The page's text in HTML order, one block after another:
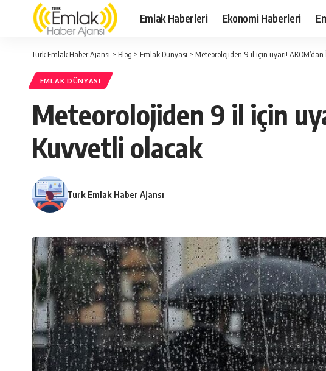
Emlak Haberleri Ekonomi Haberleri
Turk Emlak Haber Ajansı > Blog > Emlak Dünyası > Meteorolojiden 9 il için uyarı!
EMLAK DÜNYASI
Meteorolojiden 9 il için
Kuvvetli olacak
Turk Emlak Haber Ajansı